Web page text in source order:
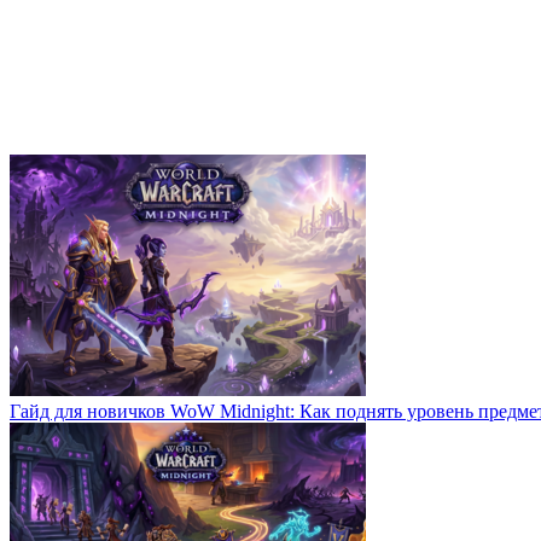
Гайд для новичков WoW Midnight: Как поднять уровень